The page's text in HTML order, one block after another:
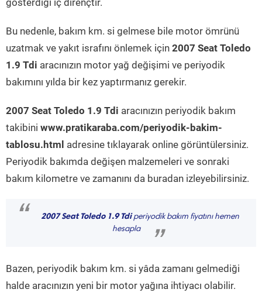
gösterdiği iç dirençtir.
Bu nedenle, bakım km. si gelmese bile motor ömrünü
uzatmak ve yakıt israfını önlemek için 2007 Seat Toledo
1.9 Tdi aracınızın motor yağ değişimi ve periyodik
bakımını yılda bir kez yaptırmanız gerekir.
2007 Seat Toledo 1.9 Tdi aracınızın periyodik bakım
takibini www.pratikaraba.com/periyodik-bakim-
tablosu.html adresine tıklayarak online görüntülersiniz.
Periyodik bakımda değişen malzemeleri ve sonraki
bakım kilometre ve zamanını da buradan izleyebilirsiniz.
“ 2007 Seat Toledo 1.9 Tdiperiyodik bakım fiyatını hemen
hesapla
”
Bazen, periyodik bakım km. si yâda zamanı gelmediği
halde aracınızın yeni bir motor yağına ihtiyacı olabilir.